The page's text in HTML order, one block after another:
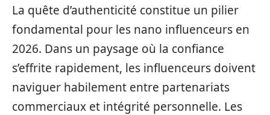
La quête d’authenticité constitue un pilier
fondamental pour les nano influenceurs en
2026. Dans un paysage où la confiance
s’effrite rapidement, les influenceurs doivent
naviguer habilement entre partenariats
commerciaux et intégrité personnelle. Les